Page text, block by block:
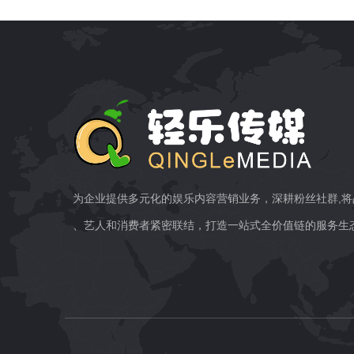
为企业提供多元化的娱乐内容营销业务，深耕粉丝社群,
、艺人和消费者紧密联结，打造一站式全价值链的服务生